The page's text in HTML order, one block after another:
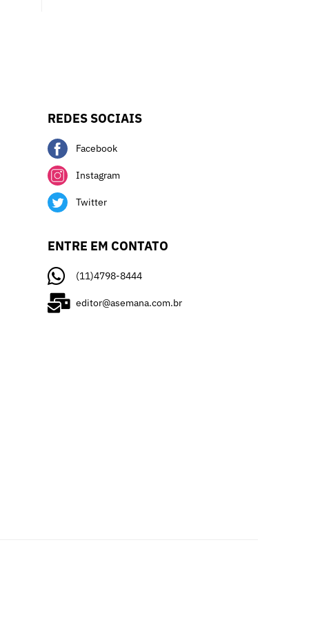
REDES SOCIAIS
Facebook
Instagram
Twitter
ENTRE EM CONTATO
(11)4798-8444
editor@asemana.com.br